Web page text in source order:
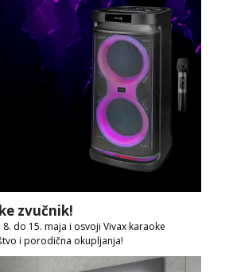
zvučnik!
do 15. maja i osvoji Vivax karaoke
i porodična okupljanja!